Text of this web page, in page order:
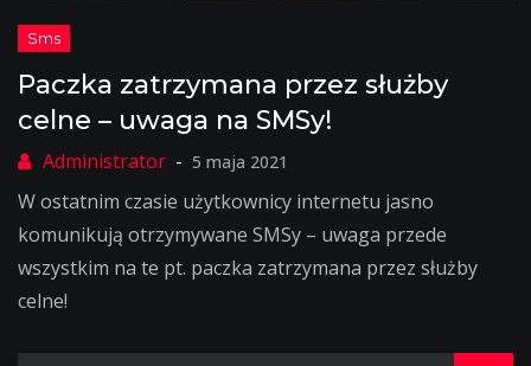
Paczka zatrzymana przez służby
celne – uwaga na SMSy!
5 maja 2021
W ostatnim czasie użytkownicy internetu jasno
komunikują otrzymywane SMSy – uwaga przede
wszystkim na te pt. paczka zatrzymana przez służby
celne!